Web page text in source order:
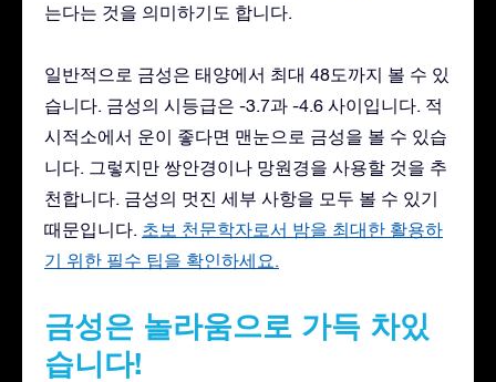
는다는 것을 의미하기도 합니다.
일반적으로 금성은 태양에서 최대 48도까지 볼 수 있
습니다. 금성의 시등급은 -3.7과 -4.6 사이입니다. 적
시적소에서 운이 좋다면 맨눈으로 금성을 볼 수 있습
니다. 그렇지만 쌍안경이나 망원경을 사용할 것을 추
천합니다. 금성의 멋진 세부 사항을 모두 볼 수 있기
때문입니다. 초보 천문학자로서 밤을 최대한 활용하
기 위한 필수 팁을 확인하세요.
금성은 놀라움으로 가득 차있
습니다!